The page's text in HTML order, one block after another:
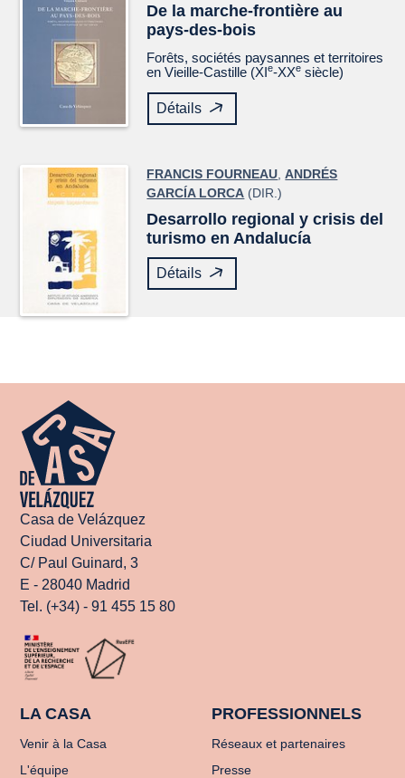
De la marche-frontière au
pays-des-bois
Forêts, sociétés paysannes et territoires
en Vieille-Castille (XIe-XXe siècle)
Détails
FRANCIS FOURNEAU ,ANDRÉS
GARCÍA LORCA (DIR.)
Desarrollo regional y crisis del
turismo en Andalucía
Détails
Casa de Velázquez
Ciudad Universitaria
C/ Paul Guinard, 3
E - 28040 Madrid
Tel. (+34) - 91 455 15 80
LA CASA
Venir à la Casa
L'équipe
PROFESSIONNELS
Réseaux et partenaires
Presse